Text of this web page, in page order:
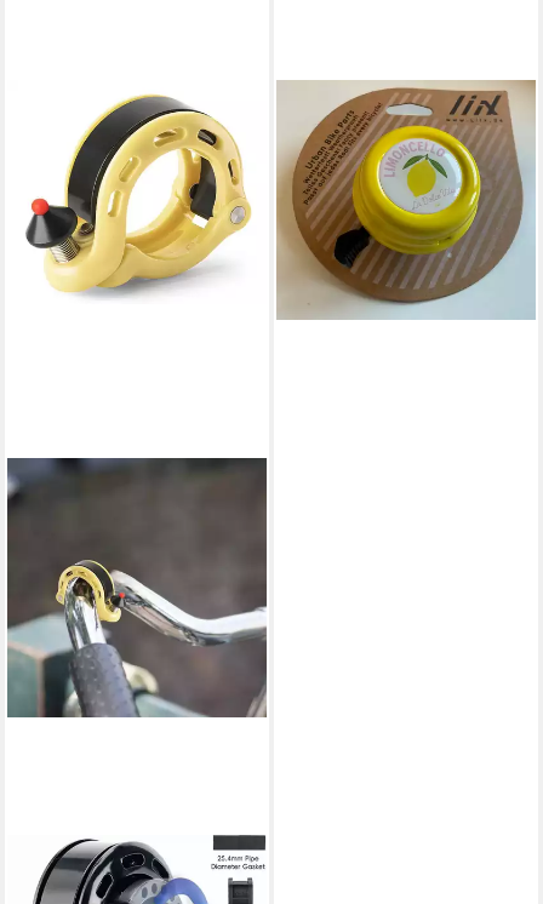
ROCKBROS
Fahrradklingel Q-Klingel –
Fahrradklingel Fahrradklingel
aus Metall, klarer Klingelton,
Lenkerzubehör
9,95 €
lieferbar - in 2-3 Werktagen bei dir
+2